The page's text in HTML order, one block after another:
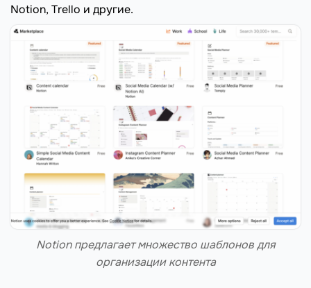
Notion, Trello и другие.
Notion предлагает множество шаблонов для
организации контента